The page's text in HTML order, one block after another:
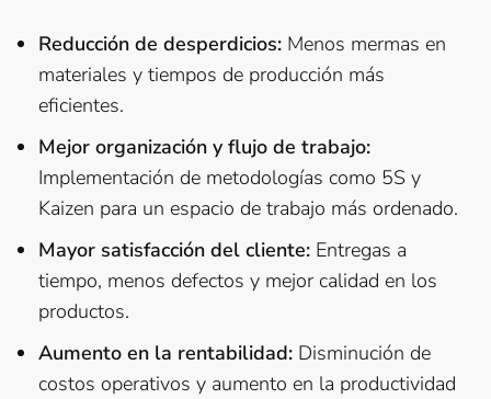
Reducción de desperdicios: Menos mermas en
materiales y tiempos de producción más
eficientes.
Mejor organización y flujo de trabajo:
Implementación de metodologías como 5S y
Kaizen para un espacio de trabajo más ordenado.
Mayor satisfacción del cliente: Entregas a
tiempo, menos defectos y mejor calidad en los
productos.
Aumento en la rentabilidad: Disminución de
costos operativos y aumento en la productividad